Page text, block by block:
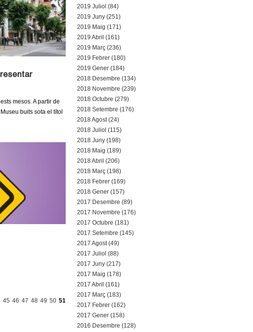
2019 Juliol (84)
2019 Juny (251)
2019 Maig (171)
2019 Abril (161)
2019 Març (236)
2019 Febrer (180)
2019 Gener (184)
2018 Desembre (134)
2018 Novembre (239)
2018 Octubre (279)
2018 Setembre (176)
2018 Agost (24)
2018 Juliol (115)
2018 Juny (198)
2018 Maig (189)
2018 Abril (206)
2018 Març (198)
2018 Febrer (169)
2018 Gener (157)
2017 Desembre (89)
2017 Novembre (176)
2017 Octubre (181)
2017 Setembre (145)
2017 Agost (49)
2017 Juliol (88)
2017 Juny (217)
2017 Maig (178)
2017 Abril (161)
2017 Març (183)
2017 Febrer (162)
2017 Gener (158)
2016 Desembre (128)
mesos. A partir de
buits sota el títol
45 46 47 48 49 50 51